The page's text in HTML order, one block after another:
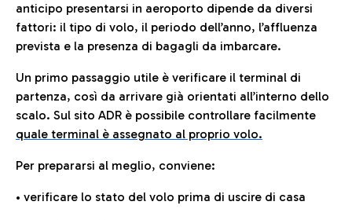
anticipo presentarsi in aeroporto dipende da diversi
fattori: il tipo di volo, il periodo dell’anno, l’affluenza
prevista e la presenza di bagagli da imbarcare.
Un primo passaggio utile è verificare il terminal di
partenza, così da arrivare già orientati all’interno dello
scalo. Sul sito ADR è possibile controllare facilmente
quale terminal è assegnato al proprio volo.
Per prepararsi al meglio, conviene:
• verificare lo stato del volo prima di uscire di casa